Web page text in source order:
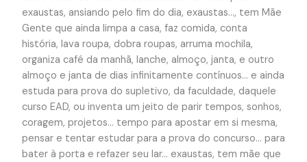
exaustas, ansiando pelo fim do dia, exaustas…, tem Mãe
Gente que ainda limpa a casa, faz comida, conta
história, lava roupa, dobra roupas, arruma mochila,
organiza café da manhã, lanche, almoço, janta, e outro
almoço e janta de dias infinitamente contínuos… e ainda
estuda para prova do supletivo, da faculdade, daquele
curso EAD, ou inventa um jeito de parir tempos, sonhos,
coragem, projetos… tempo para apostar em si mesma,
pensar e tentar estudar para a prova do concurso… para
bater à porta e refazer seu lar… exaustas, tem mãe que